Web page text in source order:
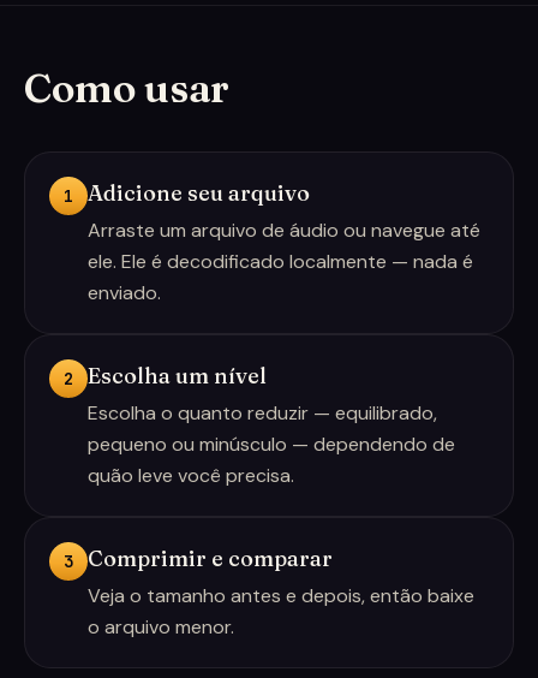
Como usar
1 Adicione seu arquivo
Arraste um arquivo de áudio ou navegue até
ele. Ele é decodificado localmente — nada é
enviado.
2 Escolha um nível
Escolha o quanto reduzir — equilibrado,
pequeno ou minúsculo — dependendo de
quão leve você precisa.
3 Comprimir e comparar
Veja o tamanho antes e depois, então baixe
o arquivo menor.